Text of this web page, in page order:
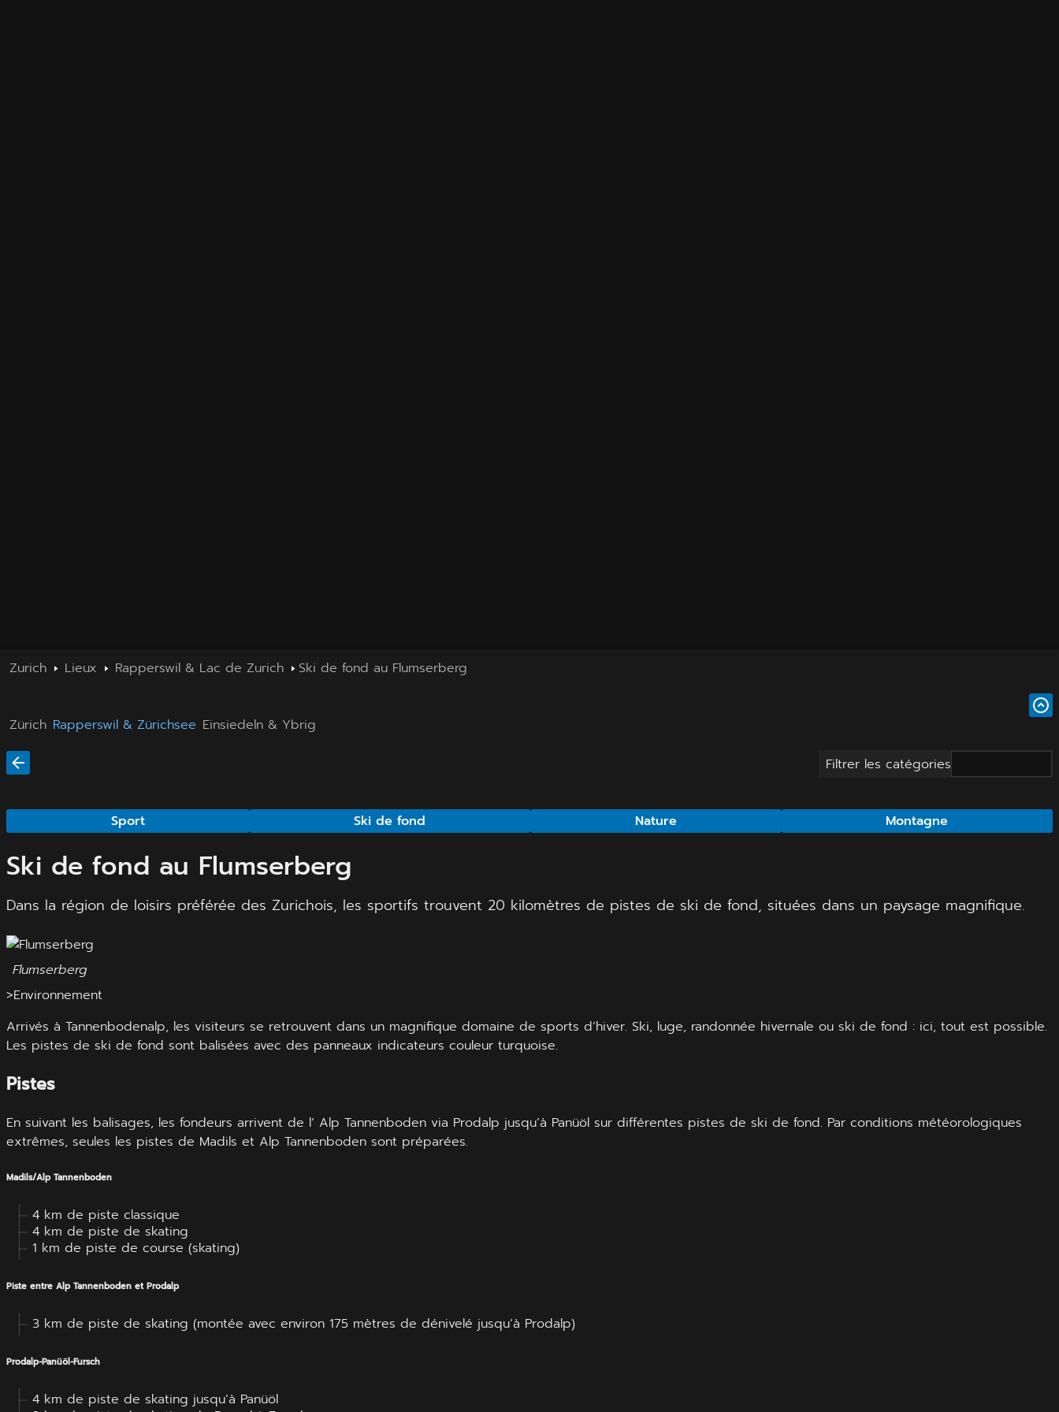
Zurich Lieux Rapperswil & Lac de Zurich Ski de fond au Flumserberg
Zürich Rapperswil & Zürichsee Einsiedeln & Ybrig
Filtrer les catégories
Sport Ski de fond Nature Montagne
Ski de fond au Flumserberg
Dans la région de loisirs préférée des Zurichois, les sportifs trouvent 20 kilomètres de pistes de ski de fond, situées dans un paysage magnifique.
Flumserberg
>Environnement
Arrivés à Tannenbodenalp, les visiteurs se retrouvent dans un magnifique domaine de sports d’hiver. Ski, luge, randonnée hivernale ou ski de fond : ici, tout est possible.
Les pistes de ski de fond sont balisées avec des panneaux indicateurs couleur turquoise.
Pistes
En suivant les balisages, les fondeurs arrivent de l’ Alp Tannenboden via Prodalp jusqu’à Panüöl sur différentes pistes de ski de fond. Par conditions météorologiques
extrêmes, seules les pistes de Madils et Alp Tannenboden sont préparées.
Madils/Alp Tannenboden
4 km de piste classique
4 km de piste de skating
1 km de piste de course (skating)
Piste entre Alp Tannenboden et Prodalp
3 km de piste de skating (montée avec environ 175 mètres de dénivelé jusqu’à Prodalp)
Prodalp-Panüöl-Fursch
4 km de piste de skating jusqu’à Panüöl